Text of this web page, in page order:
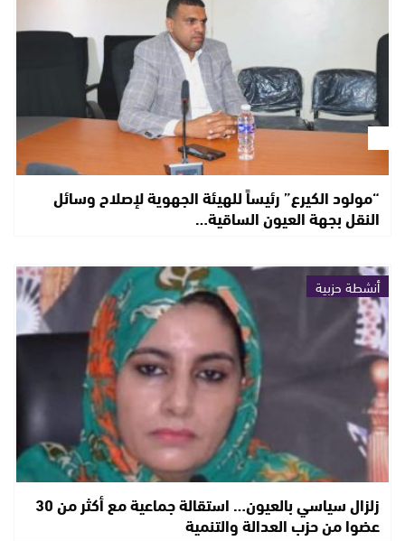
“مولود الكيرع” رئيساً للهيئة الجهوية لإصلاح وسائل
النقل بجهة العيون الساقية…
أنشطة حزبية
زلزال سياسي بالعيون… استقالة جماعية مع أكثر من 30
عضوا من حزب العدالة والتنمية